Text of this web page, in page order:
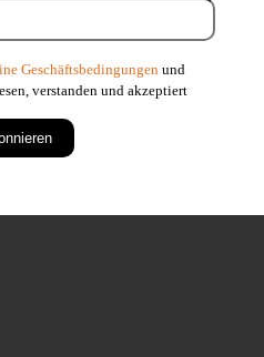
Geschäftsbedingungen und
verstanden und akzeptiert